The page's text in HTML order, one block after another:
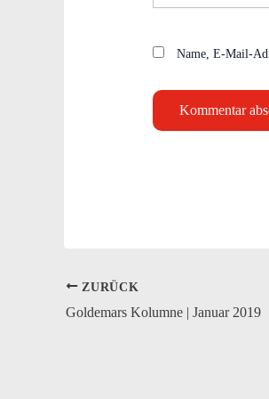
Name, E-Mail-
ZURÜCK
Goldemars Kolumne | Januar 2019